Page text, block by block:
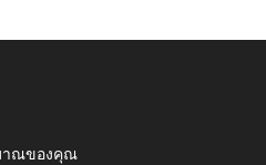
าณของคุณ